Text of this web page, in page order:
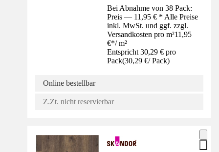
Bei Abnahme von 38 Pack:
Preis — 11,95 € * Alle Preise
inkl. MwSt. und ggf. zzgl.
Versandkosten pro m²11,95
€*/ m²
Entspricht 30,29 € pro
Pack(30,29 €/ Pack)
Online bestellbar
Z.Zt. nicht reservierbar